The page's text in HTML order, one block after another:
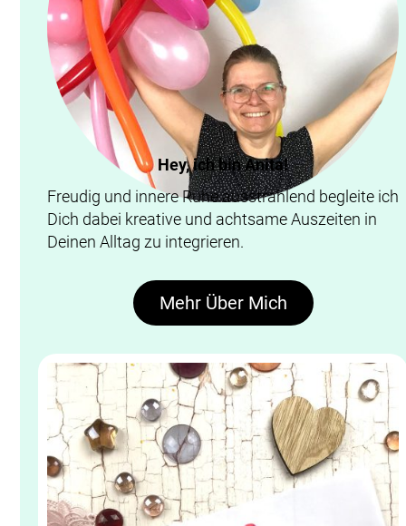
Hey, ich bin Anita!
Freudig und innere Ruhe ausstrahlend begleite ich
Dich dabei kreative und achtsame Auszeiten in
Deinen Alltag zu integrieren.
Mehr Über Mich